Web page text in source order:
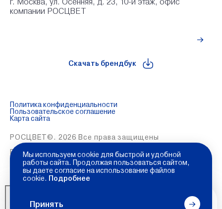
г. Москва, ул. Осенняя, д. 23, 10-й этаж, офис
компании РОСЦВЕТ
Скачать брендбук
Политика конфиденциальности
Пользовательское соглашение
Карта сайта
РОСЦВЕТ©. 2026 Все права защищены
Разработка и продвижение сайта:Global Code
Мы используем cookie для быстрой и удобной
работы сайта. Продолжая пользоваться сайтом,
вы даете согласие на использование файлов
cookie. Подробнее
Принять